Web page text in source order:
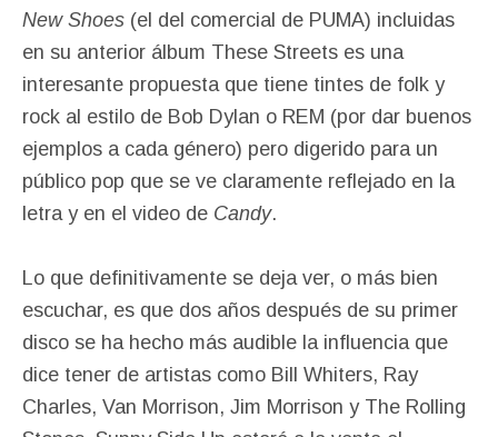
New Shoes (el del comercial de PUMA) incluidas
en su anterior álbum These Streets es una
interesante propuesta que tiene tintes de folk y
rock al estilo de Bob Dylan o REM (por dar buenos
ejemplos a cada género) pero digerido para un
público pop que se ve claramente reflejado en la
letra y en el video de Candy.
Lo que definitivamente se deja ver, o más bien
escuchar, es que dos años después de su primer
disco se ha hecho más audible la influencia que
dice tener de artistas como Bill Whiters, Ray
Charles, Van Morrison, Jim Morrison y The Rolling